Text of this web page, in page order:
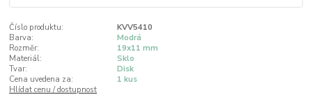
Číslo produktu:
KVV5410
Barva:
Modrá
Rozměr:
19x11 mm
Materiál:
Sklo
Tvar:
Disk
Cena uvedena za:
1 kus
Hlídat cenu / dostupnost